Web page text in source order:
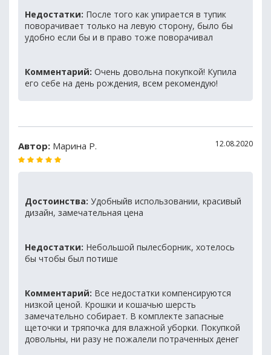
Недостатки: После того как упирается в тупик
поворачивает только на левую сторону, было бы
удобно если бы и в право тоже поворачивал
Комментарий: Очень довольна покупкой! Купила
его себе на день рождения, всем рекомендую!
Автор: Марина Р. 12.08.2020
Достоинства: Удобныйв использовании, красивый
дизайн, замечательная цена
Недостатки: Небольшой пылесборник, хотелось
бы чтобы был потише
Комментарий: Все недостатки компенсируются
низкой ценой. Крошки и кошачью шерсть
замечательно собирает. В комплекте запасные
щеточки и тряпочка для влажной уборки. Покупкой
довольны, ни разу не пожалели потраченных денег